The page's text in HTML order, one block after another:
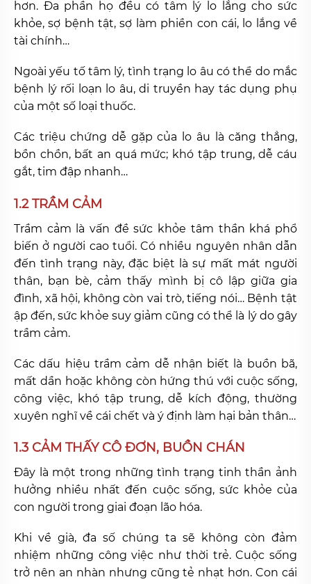
hơn. Đa phần họ đều có tâm lý lo lắng cho sức
khỏe, sợ bệnh tật, sợ làm phiền con cái, lo lắng về
tài chính…
Ngoài yếu tố tâm lý, tình trạng lo âu có thể do mắc
bệnh lý rối loạn lo âu, di truyền hay tác dụng phụ
của một số loại thuốc.
Các triệu chứng dễ gặp của lo âu là căng thẳng,
bồn chồn, bất an quá mức; khó tập trung, dễ cáu
gắt, tim đập nhanh…
1.2 TRẦM CẢM
Trầm cảm là vấn đề sức khỏe tâm thần khá phổ
biến ở người cao tuổi. Có nhiều nguyên nhân dẫn
đến tình trạng này, đặc biệt là sự mất mát người
thân, bạn bè, cảm thấy mình bị cô lập giữa gia
đình, xã hội, không còn vai trò, tiếng nói… Bệnh tật
ập đến, sức khỏe suy giảm cũng có thể là lý do gây
trầm cảm.
Các dấu hiệu trầm cảm dễ nhận biết là buồn bã,
mất dần hoặc không còn hứng thú với cuộc sống,
công việc, khó tập trung, dễ kích động, thường
xuyên nghĩ về cái chết và ý định làm hại bản thân…
1.3 CẢM THẤY CÔ ĐƠN, BUỒN CHÁN
Đây là một trong những tình trạng tinh thần ảnh
hưởng nhiều nhất đến cuộc sống, sức khỏe của
con người trong giai đoạn lão hóa.
Khi về già, đa số chúng ta sẽ không còn đảm
nhiệm những công việc như thời trẻ. Cuộc sống
trở nên an nhàn nhưng cũng tẻ nhạt hơn. Con cái